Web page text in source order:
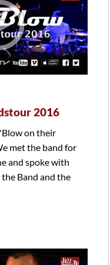
2016
on their
met the band for
and spoke with
Band and the